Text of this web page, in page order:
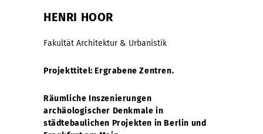
HENRI HOOR
Fakultät Architektur & Urbanistik
Projekttitel: Ergrabene Zentren.
Räumliche Inszenierungen
archäologischer Denkmale in
städtebaulichen Projekten in Berlin und